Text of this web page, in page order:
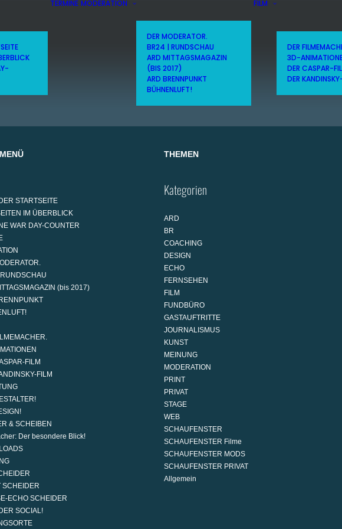
TERMINE MODERATION
DER MODERATOR.
BR24 | RUNDSCHAU
ARD MITTAGSMAGAZIN
(BIS 2017)
ARD BRENNPUNKT
BÜHNENLUFT!
FILM
DER
3D-
DER CASPAR-
DER
STARTSEITE
IM ÜBERBLICK
WAR DAY-COUNTER
(bis 2017)
FILM
FILM
& SCHEIBEN
Der besondere Blick!
SCHEIDER
ECHO SCHEIDER
SOCIAL!
THEMEN
Kategorien
ARD
BR
COACHING
DESIGN
ECHO
FERNSEHEN
FILM
FUNDBÜRO
GASTAUFTRITTE
JOURNALISMUS
KUNST
MEINUNG
MODERATION
PRINT
PRIVAT
STAGE
WEB
SCHAUFENSTER
SCHAUFENSTER Filme
SCHAUFENSTER MODS
SCHAUFENSTER PRIVAT
Allgemein